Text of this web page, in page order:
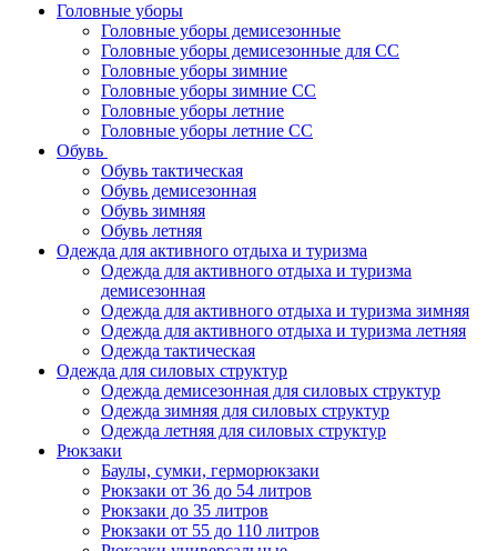
Головные уборы
Головные уборы демисезонные
Головные уборы демисезонные для СС
Головные уборы зимние
Головные уборы зимние СС
Головные уборы летние
Головные уборы летние СС
Обувь
Обувь тактическая
Обувь демисезонная
Обувь зимняя
Обувь летняя
Одежда для активного отдыха и туризма
Одежда для активного отдыха и туризма
демисезонная
Одежда для активного отдыха и туризма зимняя
Одежда для активного отдыха и туризма летняя
Одежда тактическая
Одежда для силовых структур
Одежда демисезонная для силовых структур
Одежда зимняя для силовых структур
Одежда летняя для силовых структур
Рюкзаки
Баулы, сумки, герморюкзаки
Рюкзаки от 36 до 54 литров
Рюкзаки до 35 литров
Рюкзаки от 55 до 110 литров